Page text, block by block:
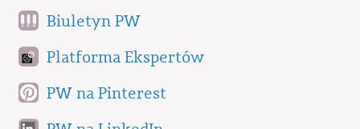
Biuletyn PW
Platforma Ekspertów
PW na Pinterest